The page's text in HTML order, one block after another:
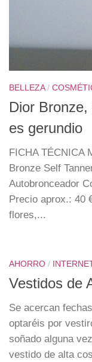
BELLEZA/
Dior
es gerundio
FICHA TÉCNICA
Bronze Self
Autobronceador
Precio aprox.:
flores,...
AHORRO /
Vestidos de
Se acercan
optaréis por
soñado alguna
vestido de alta